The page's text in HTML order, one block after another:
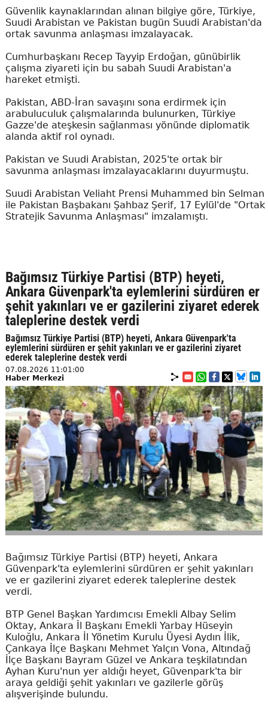
Güvenlik kaynaklarından alınan bilgiye göre, Türkiye,
Suudi Arabistan ve Pakistan bugün Suudi Arabistan'da
ortak savunma anlaşması imzalayacak.
Cumhurbaşkanı Recep Tayyip Erdoğan, günübirlik
çalışma ziyareti için bu sabah Suudi Arabistan'a
hareket etmişti.
Pakistan, ABD-İran savaşını sona erdirmek için
arabuluculuk çalışmalarında bulunurken, Türkiye
Gazze'de ateşkesin sağlanması yönünde diplomatik
alanda aktif rol oynadı.
Pakistan ve Suudi Arabistan, 2025'te ortak bir
savunma anlaşması imzalayacaklarını duyurmuştu.
Suudi Arabistan Veliaht Prensi Muhammed bin Selman
ile Pakistan Başbakanı Şahbaz Şerif, 17 Eylül'de "Ortak
Stratejik Savunma Anlaşması" imzalamıştı.
Bağımsız Türkiye Partisi (BTP) heyeti,
Ankara Güvenpark'ta eylemlerini sürdüren er
şehit yakınları ve er gazilerini ziyaret ederek
taleplerine destek verdi
Bağımsız Türkiye Partisi (BTP) heyeti, Ankara Güvenpark'ta
eylemlerini sürdüren er şehit yakınları ve er gazilerini ziyaret
ederek taleplerine destek verdi
07.08.2026 11:01:00
Haber Merkezi
Bağımsız Türkiye Partisi (BTP) heyeti, Ankara
Güvenpark'ta eylemlerini sürdüren er şehit yakınları
ve er gazilerini ziyaret ederek taleplerine destek
verdi.
BTP Genel Başkan Yardımcısı Emekli Albay Selim
Oktay, Ankara İl Başkanı Emekli Yarbay Hüseyin
Kuloğlu, Ankara İl Yönetim Kurulu Üyesi Aydın İlik,
Çankaya İlçe Başkanı Mehmet Yalçın Vona, Altındağ
İlçe Başkanı Bayram Güzel ve Ankara teşkilatından
Ayhan Kuru'nun yer aldığı heyet, Güvenpark'ta bir
araya geldiği şehit yakınları ve gazilerle görüş
alışverişinde bulundu.